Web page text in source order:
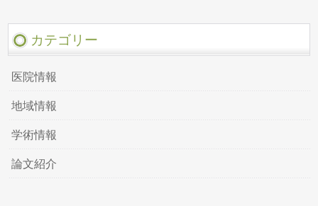
カテゴリー
医院情報
地域情報
学術情報
論文紹介